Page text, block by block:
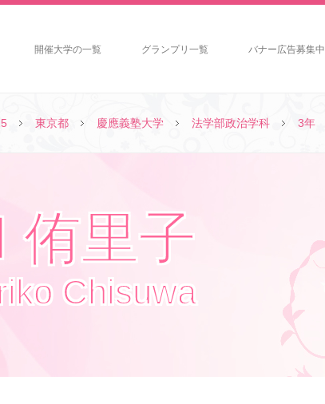
開催大学の一覧 グランプリ一覧 バナー広告募集中
東京都 慶應義塾大学 法学部政治学科 3年
侑里子
Chisuwa